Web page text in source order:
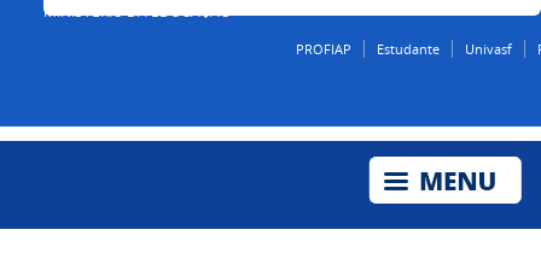
MINISTÉRIO DA EDUCAÇÃO
PROFIAP Estudante Univasf